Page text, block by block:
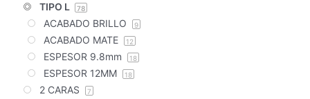
TIPO L 78
ACABADO BRILLO 9
ACABADO MATE 12
ESPESOR 9.8mm 18
ESPESOR 12MM 18
2 CARAS 7